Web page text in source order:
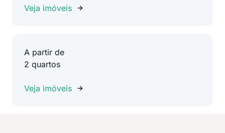
Veja imóveis
A partir de
2 quartos
Veja imóveis